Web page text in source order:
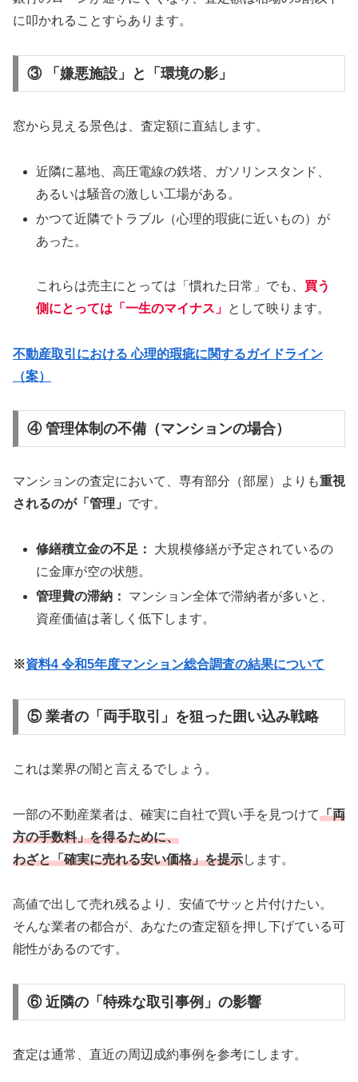
に叩かれることすらあります。
③ 「嫌悪施設」と「環境の影」
窓から見える景色は、査定額に直結します。
近隣に墓地、高圧電線の鉄塔、ガソリンスタンド、
あるいは騒音の激しい工場がある。
かつて近隣でトラブル（心理的瑕疵に近いもの）が
あった。
これらは売主にとっては「慣れた日常」でも、 買う
側にとっては「一生のマイナス」 として映ります。
不動産取引における 心理的瑕疵に関するガイドライン
（案）
④ 管理体制の不備（マンションの場合）
マンションの査定において、専有部分（部屋）よりも重視
されるのが「管理」 です。
修繕積立金の不足：
大規模修繕が予定されているの
に金庫が空の状態。
管理費の滞納：
マンション全体で滞納者が多いと、
資産価値は著しく低下します。
※資料4 令和5年度マンション総合調査の結果について
⑤ 業者の「両手取引」を狙った囲い込み戦略
これは業界の闇と言えるでしょう。
一部の不動産業者は、確実に自社で買い手を見つけて「両
方の手数料」を得るために、
わざと「確実に売れる安い価格」を提示します。
高値で出して売れ残るより、安値でサッと片付けたい。
そんな業者の都合が、あなたの査定額を押し下げている可
能性があるのです。
⑥ 近隣の「特殊な取引事例」の影響
査定は通常、直近の周辺成約事例を参考にします。